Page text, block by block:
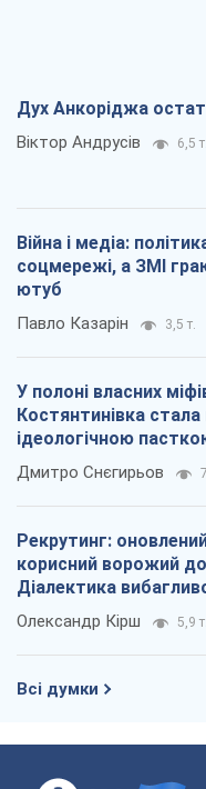
Дух Анкоріджа
Віктор Андрусів 6,5 т.
Війна і медіа:
соцмережі, а ЗМІ
ютуб
Павло Казарін 3,5 т.
У полоні власних
Костянтинівка
ідеологічною
окупантів
Дмитро Снєгирьов
Рекрутинг:
корисний ворожий
Діалектика
Олександр Кірш 5,9 т.
Всі думки